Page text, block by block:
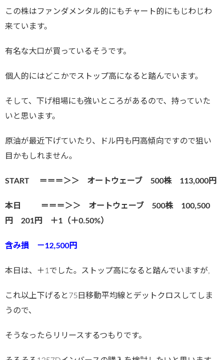
この株はファンダメンタル的にもチャート的にもじわじわ
来ています。
有名な大口が買っているそうです。
個人的にはどこかでストップ高になると踏んでいます。
そして、下げ相場にも強いところがあるので、持っていた
いと思います。
原油が最近下げていたり、ドル円も円高傾向ですので狙い
目かもしれません。
START ＝＝＝＞＞ オートウェーブ 500株 113,000円
本日 ＝＝＝＞＞ オートウェーブ 500株 100,500
円 201円 ＋1（＋0.50%）
含み損 －12,500円
本日は、＋1でした。ストップ高になると踏んでいますが,
これ以上下げると75日移動平均線とデットクロスしてしま
うので、
そうなったらリリースするつもりです。